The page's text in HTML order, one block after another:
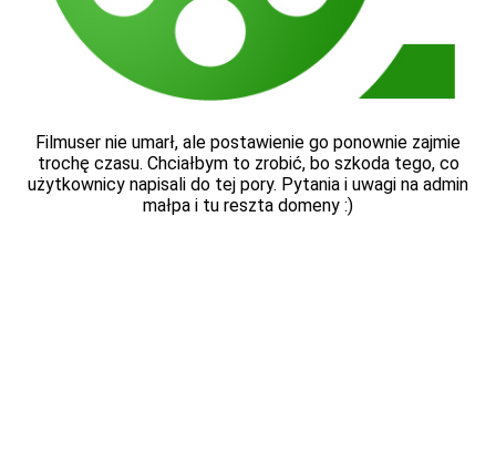
Filmuser nie umarł, ale postawienie go ponownie zajmie
trochę czasu. Chciałbym to zrobić, bo szkoda tego, co
użytkownicy napisali do tej pory. Pytania i uwagi na admin
małpa i tu reszta domeny :)